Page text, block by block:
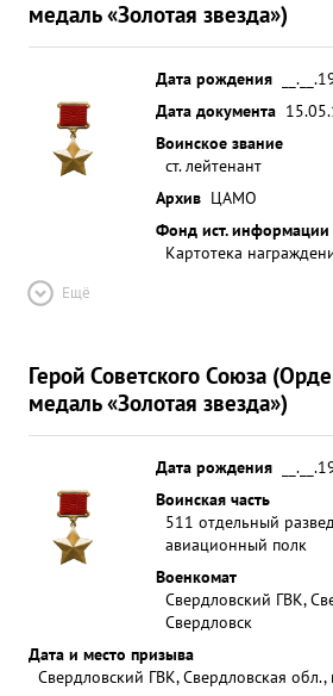
боевых вылета на ближнюю и
войск противника из них на
42 вылета После получения
произвел 31 боевой вылет с
результатами. За 31
боевой вылет из них 27 на
оборонительных рубежей
смелость и самоотверженность ...»
медаль «Золотая звезда»)
Дата рождения
Дата документа
Воинское звание
ст. лейтенант
Архив ЦАМО
Фонд ист. информации
Картотека
Ещё
Герой Советского Союза
медаль «Золотая звезда»)
Дата рождения
Воинская часть
511 отдельный
авиационный полк
Военкомат
Свердловский ГВК,
Свердловск
Дата и место призыва
Свердловский ГВК, Свердловская обл.,